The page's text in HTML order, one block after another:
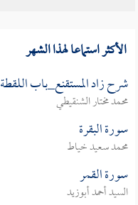
الأكثر استماعا لهذا الشهر
شرح زاد المستقنع_باب اللقطة
محمد مختار الشنقيطي
سورة البقرة
محمد سعيد خياط
سورة القمر
السيد أحمد أبوزيد